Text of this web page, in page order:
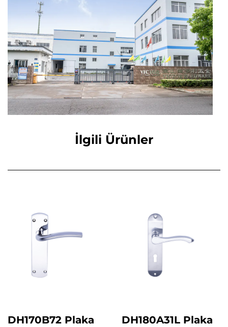
İlgili Ürünler
DH170B72 Plaka
DH180A31L Plaka